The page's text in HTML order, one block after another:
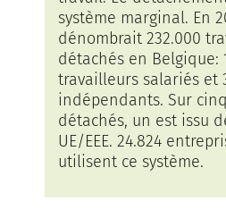
système marginal. En
dénombrait 232.000
détachés en Belgique:
travailleurs salariés et
indépendants. Sur
détachés, un est issu
UE/EEE. 24.824
utilisent ce système.